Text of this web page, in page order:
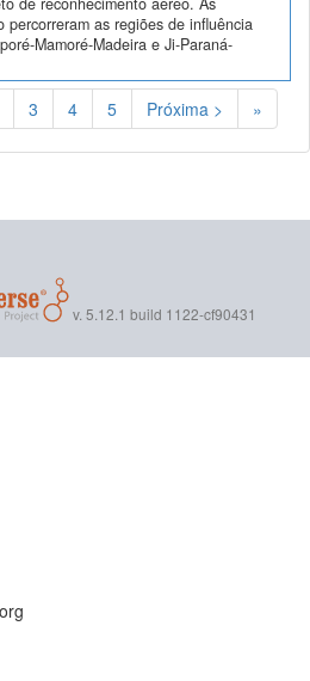
percorreram as regiões de influência
Mamoré-Madeira e Ji-Paraná-
3 4 5 Próxima > »
v. 5.12.1 build 1122-cf90431